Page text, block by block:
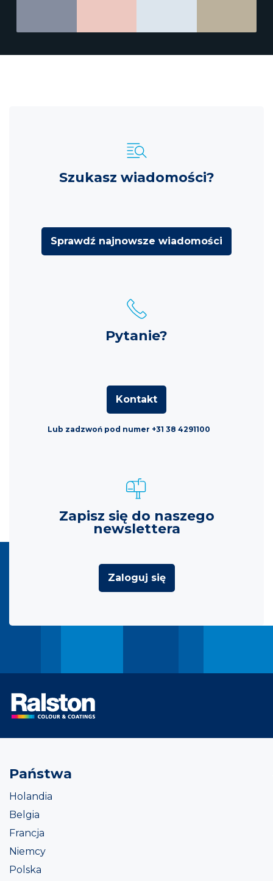
Szukasz wiadomości?
Sprawdź najnowsze wiadomości
Pytanie?
Kontakt
Lub zadzwoń pod numer +31 38 4291100
Zapisz się do naszego
newslettera
Zaloguj się
Państwa
Holandia
Belgia
Francja
Niemcy
Polska